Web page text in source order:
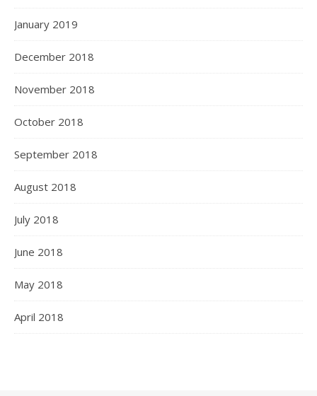
January 2019
December 2018
November 2018
October 2018
September 2018
August 2018
July 2018
June 2018
May 2018
April 2018